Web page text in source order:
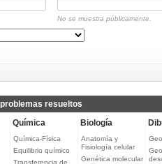
No se muestra públicamente.
resueltos
Química
Química-Física
Equilibrio químico
Transferencia de
Biología
Anatomía y
Fisiología celular
Genética molecular